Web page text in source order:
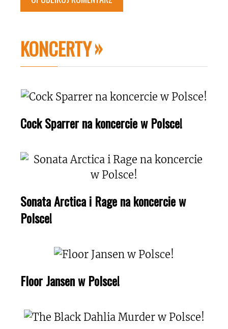
KONCERTY
Cock Sparrer na koncercie w Polsce!
Sonata Arctica i Rage na koncercie w
Polsce!
Floor Jansen w Polsce!